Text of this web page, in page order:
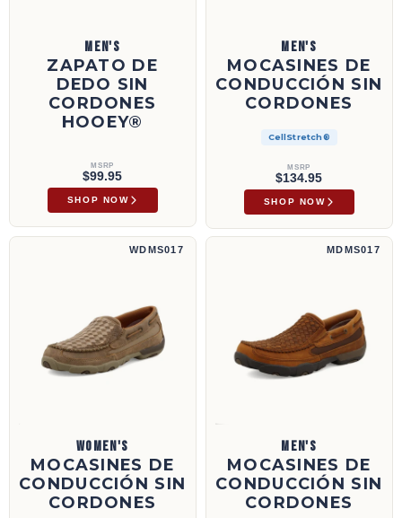
MEN'S
ZAPATO DE
DEDO SIN
CORDONES
HOOEY®
MSRP
$99.95
SHOP NOW
MEN'S
MOCASINES DE
CONDUCCIÓN SIN
CORDONES
CellStretch®
MSRP
$134.95
SHOP NOW
Mocasines de conducción sin cordones | WDMS017
WDMS017
WOMEN'S
MOCASINES DE
CONDUCCIÓN SIN
CORDONES
Mocasines de conducción sin cordones |
MDMS017
MEN'S
MOCASINES DE
CONDUCCIÓN SIN
CORDONES